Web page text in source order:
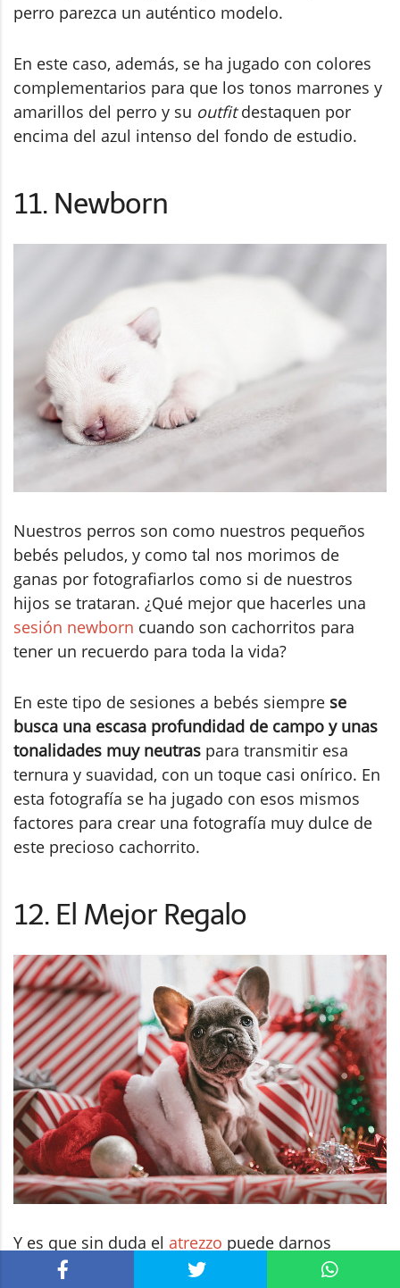
perro parezca un auténtico modelo.
En este caso, además, se ha jugado con colores
complementarios para que los tonos marrones y
amarillos del perro y su outfitdestaquen por
encima del azul intenso del fondo de estudio.
11. Newborn
Nuestros perros son como nuestros pequeños
bebés peludos, y como tal nos morimos de
ganas por fotografiarlos como si de nuestros
hijos se trataran. ¿Qué mejor que hacerles una
sesión newborn cuando son cachorritos para
tener un recuerdo para toda la vida?
En este tipo de sesiones a bebés siempre se
busca una escasa profundidad de campo y unas
tonalidades muy neutras para transmitir esa
ternura y suavidad, con un toque casi onírico. En
esta fotografía se ha jugado con esos mismos
factores para crear una fotografía muy dulce de
este precioso cachorrito.
12. El Mejor Regalo
Y es que sin duda el atrezzo puede darnos
fotografías únicas, muy atractivas, tiernas e